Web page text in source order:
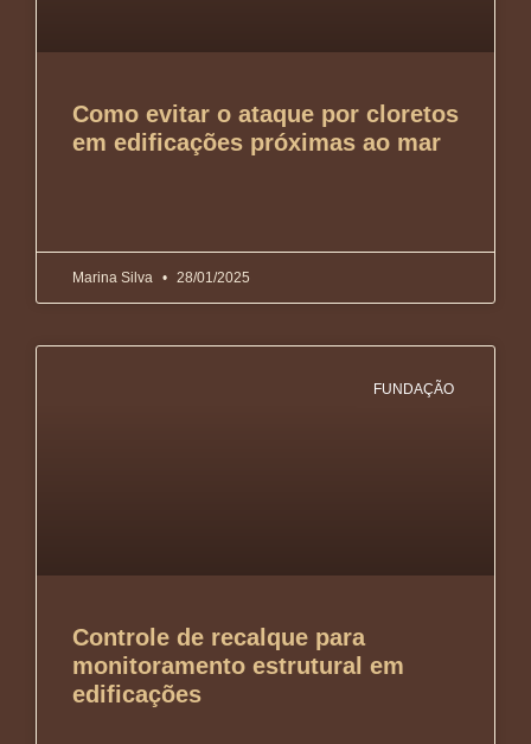
Como evitar o ataque por cloretos
em edificações próximas ao mar
Marina Silva 28/01/2025
FUNDAÇÃO
Controle de recalque para
monitoramento estrutural em
edificações